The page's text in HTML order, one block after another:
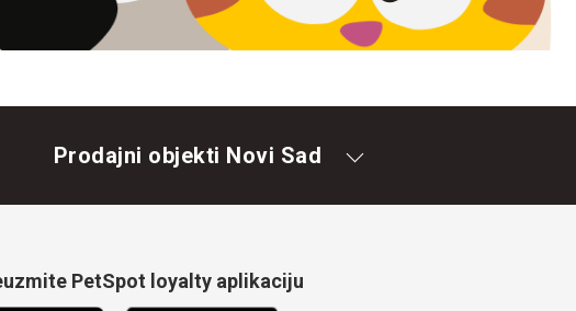
Prodajni objekti Novi Sad
PetSpot loyalty aplikaciju